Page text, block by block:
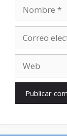
electrónico